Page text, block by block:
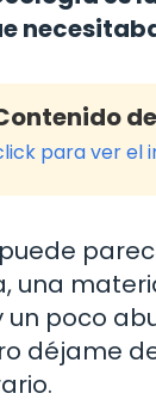
para ver el
una
un poco
déjame